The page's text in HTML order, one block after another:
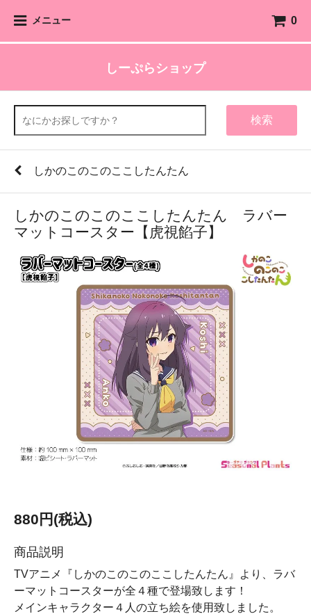
メニュー 0
しーぷらショップ
検索
しかのこのこのここしたんたん
しかのこのこのここしたんたん ラバー
マットコースター【虎視餡子】
880円(税込)
商品説明
TVアニメ『しかのこのこのここしたんたん』より、ラバ
ーマットコースターが全４種で登場致します！
メインキャラクター４人の立ち絵を使用致しました。